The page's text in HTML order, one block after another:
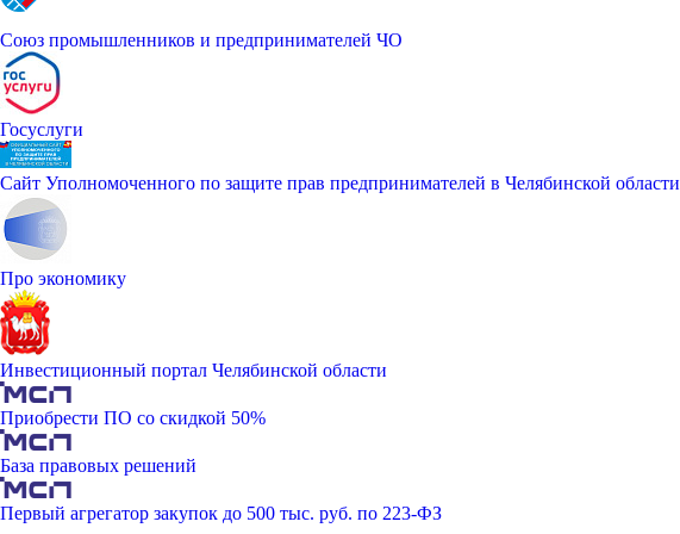
Союз промышленников и предпринимателей ЧО
Госуслуги
Сайт Уполномоченного по защите прав предпринимателей в Челябинской области
Про экономику
Инвестиционный портал Челябинской области
Приобрести ПО со скидкой 50%
База правовых решений
Первый агрегатор закупок до 500 тыс. руб. по 223-ФЗ